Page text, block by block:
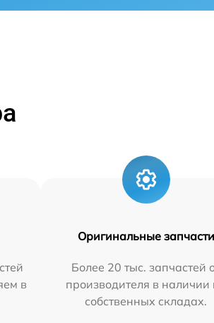
в
Оригинальные запчасти
Более 20 тыс. запчастей
производителя в наличии
собственных складах.